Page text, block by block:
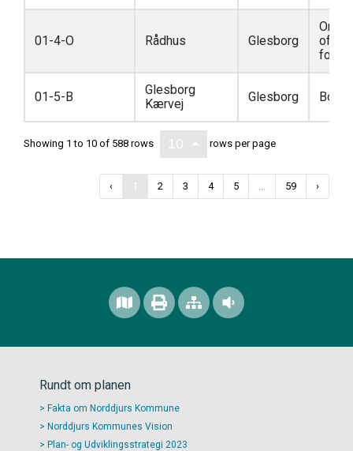
01-4-O Rådhus Glesborg
01-5-B
Glesborg
Kærvej
Glesborg
Showing 1 to 10 of 588 rows 10 rows per page
‹ 1 2 3 4 5 59 ›
Rundt om planen
Fakta om Norddjurs Kommune
Norddjurs Kommunes Vision
Plan- og Udviklingsstrategi 2023